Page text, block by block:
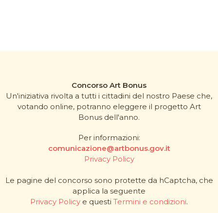
Concorso Art Bonus
Un'iniziativa rivolta a tutti i cittadini del nostro Paese che,
votando online, potranno eleggere il progetto Art
Bonus dell'anno.
Per informazioni:
comunicazione@artbonus.gov.it
Privacy Policy
Le pagine del concorso sono protette da hCaptcha, che
applica la seguente
Privacy Policy e questi Termini e condizioni.